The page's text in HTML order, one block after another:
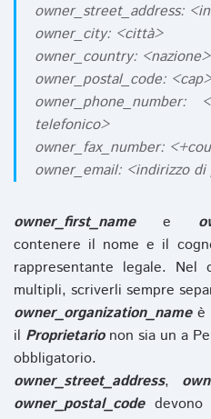
owner_street_address:
owner_city: <città>
owner_country: <nazione>
owner_postal_code: <cap>
owner_phone_number:
telefonico>
owner_fax_number:
owner_email: <indirizzo
owner_first_namee
contenere il nome e il
rappresentante legale.
multipli, scriverli sempre
owner_organization_nameè
il Proprietarionon sia un a
obbligatorio.
owner_street_address,
owner_postal_codedevono